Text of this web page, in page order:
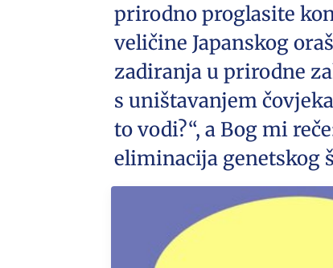
prirodno proglasite
veličine Japanskog
zadiranja u prirodne
s uništavanjem
to vodi?“, a Bog mi
eliminacija genetskog